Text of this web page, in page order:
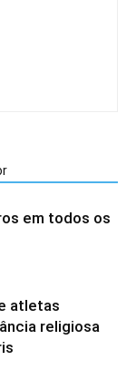
em todos os
atletas
religiosa